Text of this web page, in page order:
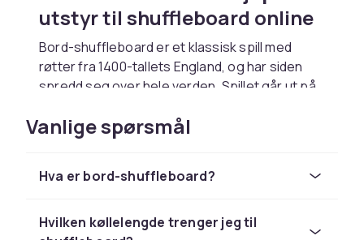
utstyr til shuffleboard online
Bord-shuffleboard er et klassisk spill med
røtter fra 1400-tallets England, og har siden
spredd seg over hele verden. Spillet går ut på
en kølle slik at de havner i poengsonene.
Shuffleboard er enkelt å lære, men krever
ut. Spillet passer for alle aldre og er like
og sportsanlegg.
Vanlige spørsmål
Hva er bord-shuffleboard?
Hvilken køllelengde trenger jeg til